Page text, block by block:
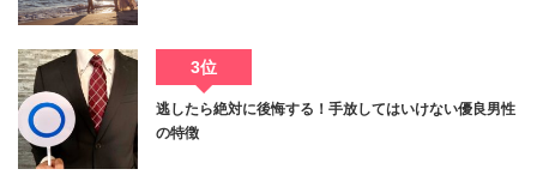
3位
逃したら絶対に後悔する！手放してはいけない優良男性
の特徴